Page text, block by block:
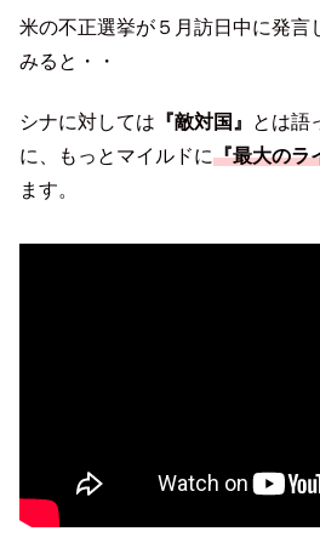
米の不正選挙が５月訪日中に発言
みると・・
シナに対しては 『敵対国』
とは語
に、もっとマイルドに『最大のラ
ます。